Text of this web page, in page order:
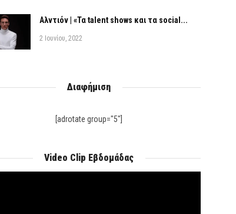
Αλντιόν | «Τα talent shows και τα social...
2 Ιουνίου, 2022
Διαφήμιση
[adrotate group="5"]
Video Clip Εβδομάδας